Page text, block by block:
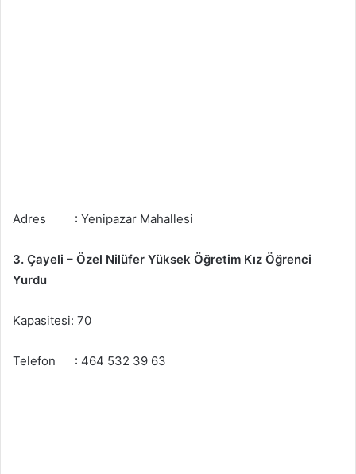
Adres : Yenipazar Mahallesi
3. Çayeli – Özel Nilüfer Yüksek Öğretim Kız Öğrenci
Yurdu
Kapasitesi: 70
Telefon : 464 532 39 63